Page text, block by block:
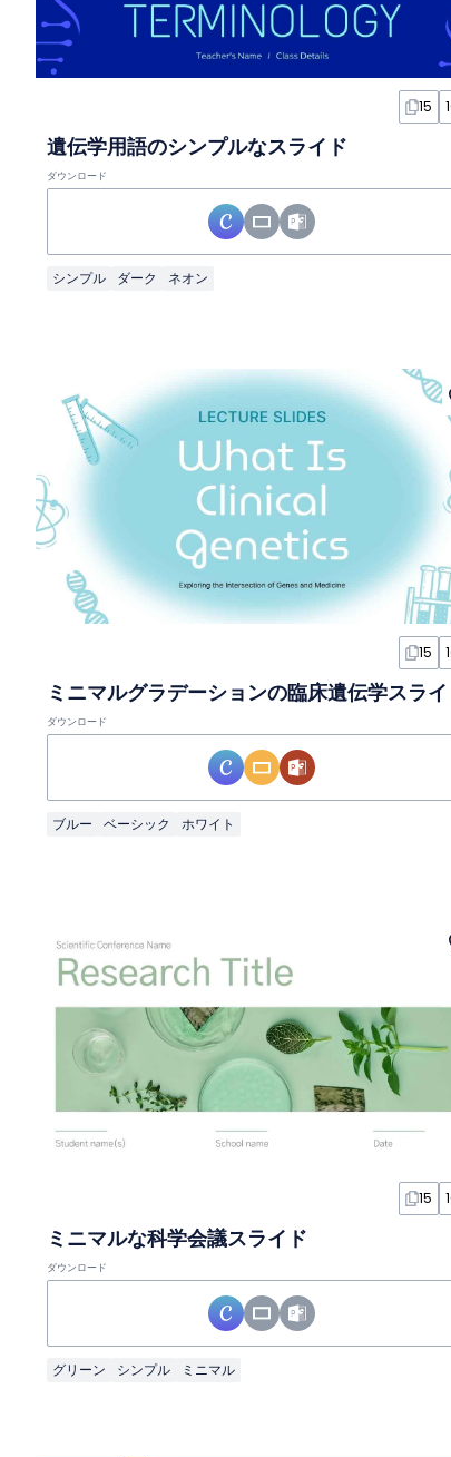
15
遺伝学用語のシンプルなスライド
ダウンロード
シンプル ダーク ネオン
15
ミニマルグラデーションの臨床遺伝学スラ
ダウンロード
ブルー ベーシック ホワイト
15
ミニマルな科学会議スライド
ダウンロード
グリーン シンプル ミニマル